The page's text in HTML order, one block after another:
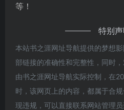
等！
特别
本站书之涯网址导航提供的梦想
部链接的准确性和完整性，同时
由书之涯网址导航实际控制，在
时，该网页上的内容，都属于合
现违规，可以直接联系网站管理